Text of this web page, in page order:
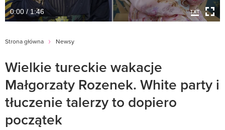
0:00 / 1:46
Strona główna Newsy
Wielkie tureckie wakacje
Małgorzaty Rozenek. White party i
tłuczenie talerzy to dopiero
początek